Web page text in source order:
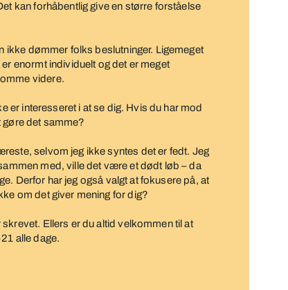
kan forhåbentlig give en større forståelse
ikke dømmer folks beslutninger. Ligemeget
enormt individuelt og det er meget
videre.
er interesseret i at se dig. Hvis du har mod
gøre det samme?
selvom jeg ikke syntes det er fedt. Jeg
med, ville det være et dødt løb – da
Derfor har jeg også valgt at fokusere på, at
om det giver mening for dig?
Ellers er du altid velkommen til at
alle dage.